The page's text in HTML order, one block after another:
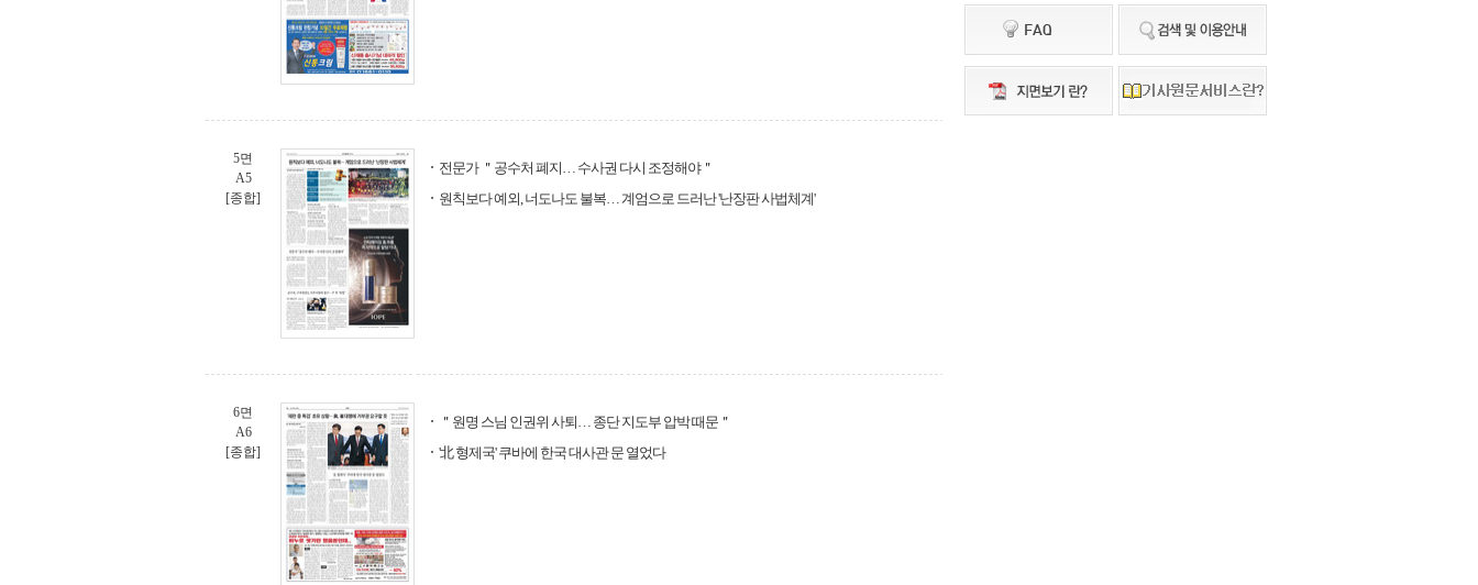
5면
A5
[종합]
전문가 ＂공수처 폐지… 수사권 다시 조정해야＂
원칙보다 예외, 너도나도 불복… 계엄으로 드러난 '난장판 사법체계'
6면
A6
[종합]
＂원명 스님 인권위 사퇴… 종단 지도부 압박 때문＂
'北 형제국' 쿠바에 한국 대사관 문 열었다